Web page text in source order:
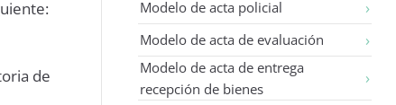
de
Modelo de acta policial
Modelo de acta de evaluación
Modelo de acta de entrega
recepción de bienes